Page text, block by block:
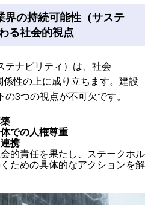
界の持続可能性（サステ
る社会的視点
テナビリティ）は、社会
係性の上に成り立ちます。建設
3つの視点が不可欠です。
での人権尊重
携
的責任を果たし、ステークホル
ための具体的なアクションを解